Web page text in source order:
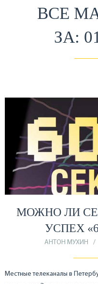
ВСЕ
ЗА:
МОЖНО ЛИ
УСПЕХ
АНТОН МУХИН
Местные телеканалы в